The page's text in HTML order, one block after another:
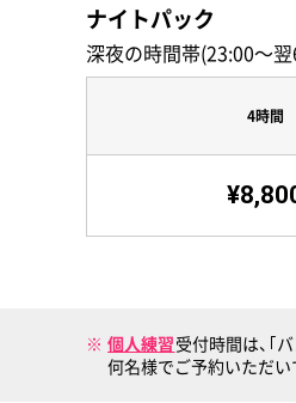
ナイトパック
深夜の時間帯(23:00〜
4時間
個人練習受付時間は、｢
何名様でご予約いただい